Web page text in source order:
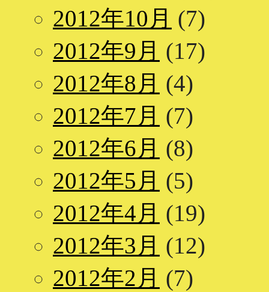
2012年10月 (7)
2012年9月 (17)
2012年8月 (4)
2012年7月 (7)
2012年6月 (8)
2012年5月 (5)
2012年4月 (19)
2012年3月 (12)
2012年2月 (7)